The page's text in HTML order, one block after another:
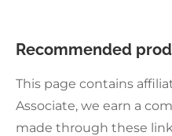
Recommended
This page contains
Associate, we earn a
made through these